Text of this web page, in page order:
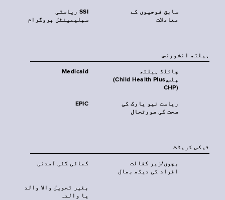
SSI ریاستی
سپلیمینٹل پروگرام
سابق فوجیوں کے
معاملات
‏ہیلتھ انشورنس
Medicaid
چائلڈ ہیلتھ
پلس‎(Child Health Plus,
CHP)‎
EPIC
ریاست نیو یارک کی
صحت کی صورتحال
ٹیکس کریڈٹ
کمائی گئی آمدنی
بچوں/زیر کفالت
افراد کی دیکھ بھال
بغیر تحویل والا والد
یا والدہ